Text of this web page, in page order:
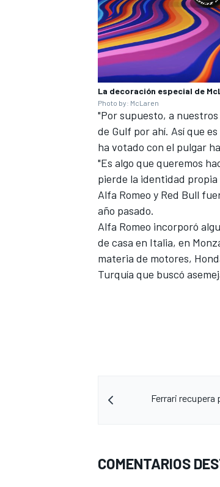
MÁS CATEGORÍAS
La decoración especial de
Photo by: McLaren
"Por supuesto, a
de Gulf por ahí. Así que
ha votado con el pulgar
"Es algo que queremos
pierde la identidad propia
Alfa Romeo y Red Bull
año pasado.
Alfa Romeo incorporó
de casa en Italia, en
materia de motores,
Turquía que buscó
Ferrari recupera
COMENTARIOS